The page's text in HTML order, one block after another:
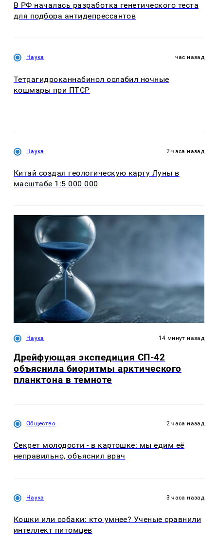
В РФ началась разработка генетического теста
для подбора антидепрессантов
Наука час назад
Тетрагидроканнабинол ослабил ночные
кошмары при ПТСР
Наука 2 часа назад
Китай создал геологическую карту Луны в
масштабе 1:5 000 000
Наука 14 минут назад
Дрейфующая экспедиция СП-42
объяснила биоритмы арктического
планктона в темноте
Общество 2 часа назад
Секрет молодости - в картошке: мы едим её
неправильно, объяснил врач
Наука 3 часа назад
Кошки или собаки: кто умнее? Ученые сравнили
интеллект питомцев